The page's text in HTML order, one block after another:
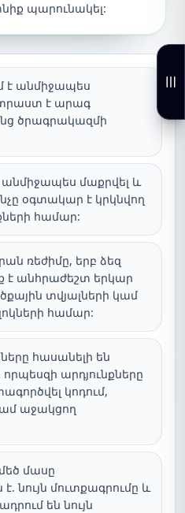
պարունակել:
է անմիջապես
է արագ
ծրագրակազմի
անմիջապես մաքրվել և
օգտակար է կրկնվող
համար:
ռեժիմը, երբ ձեզ
անհրաժեշտ երկար
տվյալների կամ
համար:
հասանելի են
արդյունքները
կոդում,
աջակցող
մասը
նույն մուտքագրումը և
են նույն